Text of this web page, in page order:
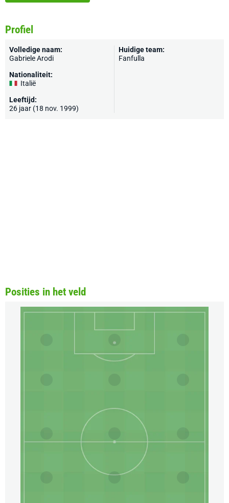
Profiel
Volledige naam:
Gabriele Arodi
Nationaliteit:
Italië
Leeftijd:
26 jaar (18 nov. 1999)
Huidige team:
Fanfulla
Posities in het veld